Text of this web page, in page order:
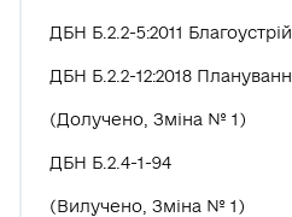
ДБН Б.2.2-5:2011
ДБН Б.2.2-12:2018
(Долучено, Зміна № 1)
ДБН Б.2.4-1-94
(Вилучено, Зміна № 1)